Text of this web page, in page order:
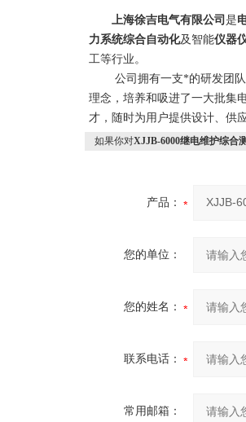
上海徐吉电气有限公司 是
力系统综合自动化及智能仪器
工等行业。
公司拥有一支*的研发团队
理念，培养和吸进了一大批集
才，随时为用户提供设计、供
如果你对XJJB-6000继电维护综合
产品：
您的单位：
您的姓名：
联系电话：
常用邮箱：